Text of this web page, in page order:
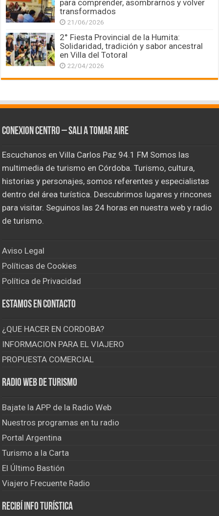
para comprender, asombrarnos y volver
transformados
21/06/2026
2° Fiesta Provincial de la Humita:
Solidaridad, tradición y sabor ancestral
en Villa del Totoral
22/04/2026
CONEXION CENTRO – Sali a tomar aire
Escuchanos en Villa Carlos Paz 94.1 FM Somos las
multimedia de turismo en Córdoba. Turismo, cultura,
historias y personajes, somos referentes y especialistas
dentro del área turística. Descubrimos lugares y rincones
para visitar. Seguinos las 24 horas en nuestra web y radio
de turismo.
Aviso Legal
Políticas de Cookies
Política de Privacidad
Estamos en contacto
¿QUE HACER EN CORDOBA?
INFORMACION PARA EL VIAJERO
PROPUESTA COMERCIAL
Radio Web de Turismo
Bajate la APP de la Radio Web
Nuestros programas en tu radio
Portal Argentina
Turismo a la Carta
El Último Bastión
Viajero Frecuente Radio
Recibí info turística